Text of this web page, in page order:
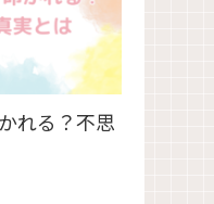
れる？不思